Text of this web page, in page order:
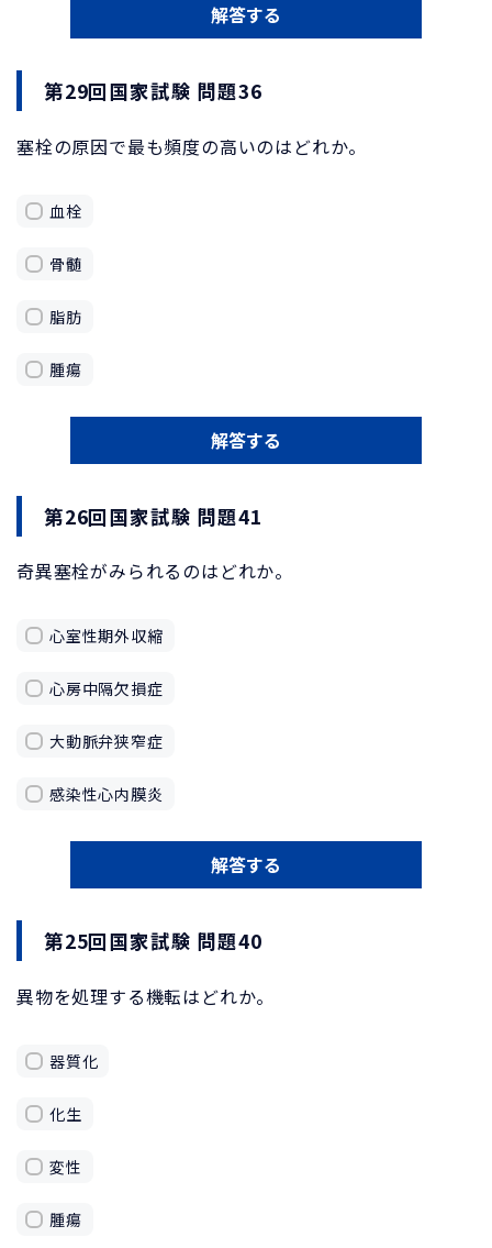
解答する
第29回国家試験 問題36
塞栓の原因で最も頻度の高いのはどれか。
血栓
骨髄
脂肪
腫瘍
解答する
第26回国家試験 問題41
奇異塞栓がみられるのはどれか。
心室性期外収縮
心房中隔欠損症
大動脈弁狭窄症
感染性心内膜炎
解答する
第25回国家試験 問題40
異物を処理する機転はどれか。
器質化
化生
変性
腫瘍